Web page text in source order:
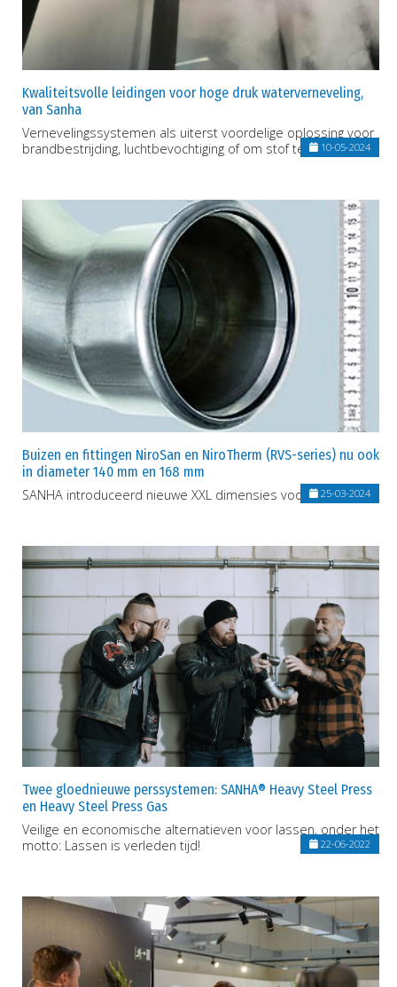
Kwaliteitsvolle leidingen voor hoge druk waterverneveling,
van Sanha
Vernevelingssystemen als uiterst voordelige oplossing voor
brandbestrijding, luchtbevochtiging of om stof tegen te gaan
10-05-2024
Buizen en fittingen NiroSan en NiroTherm (RVS-series) nu ook
in diameter 140 mm en 168 mm
SANHA introduceerd nieuwe XXL dimensies voor RVS-series
25-03-2024
Twee gloednieuwe perssystemen: SANHA® Heavy Steel Press
en Heavy Steel Press Gas
Veilige en economische alternatieven voor lassen, onder het
motto: Lassen is verleden tijd!
22-06-2022